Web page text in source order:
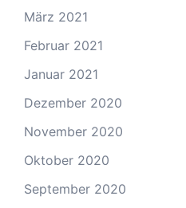
März 2021
Februar 2021
Januar 2021
Dezember 2020
November 2020
Oktober 2020
September 2020